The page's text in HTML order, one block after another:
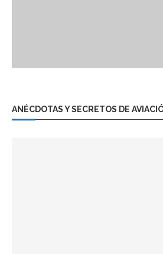
ANÉCDOTAS Y SECRETOS DE